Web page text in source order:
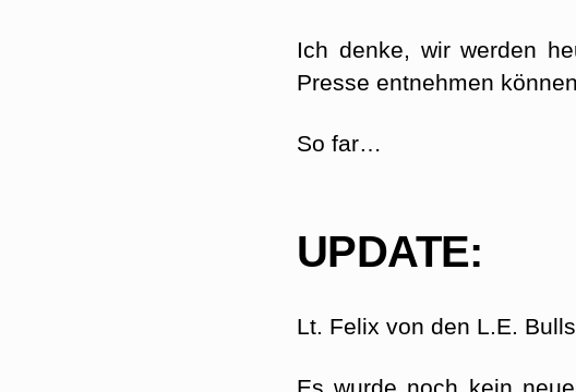
Ich denke, wir werden
Presse entnehmen
So far…
UPDATE:
Lt. Felix von den L.E.